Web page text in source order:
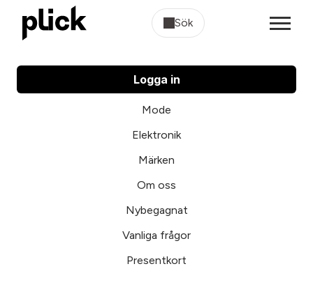
Sök
Logga in
Mode
Elektronik
Märken
Om oss
Nybegagnat
Vanliga frågor
Presentkort